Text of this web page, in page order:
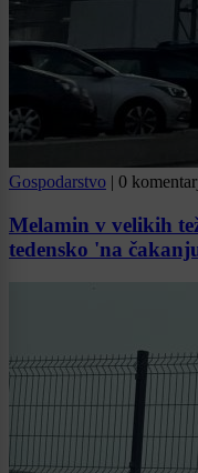
Gospodarstvo | 0
Melamin v velikih
tedensko 'na